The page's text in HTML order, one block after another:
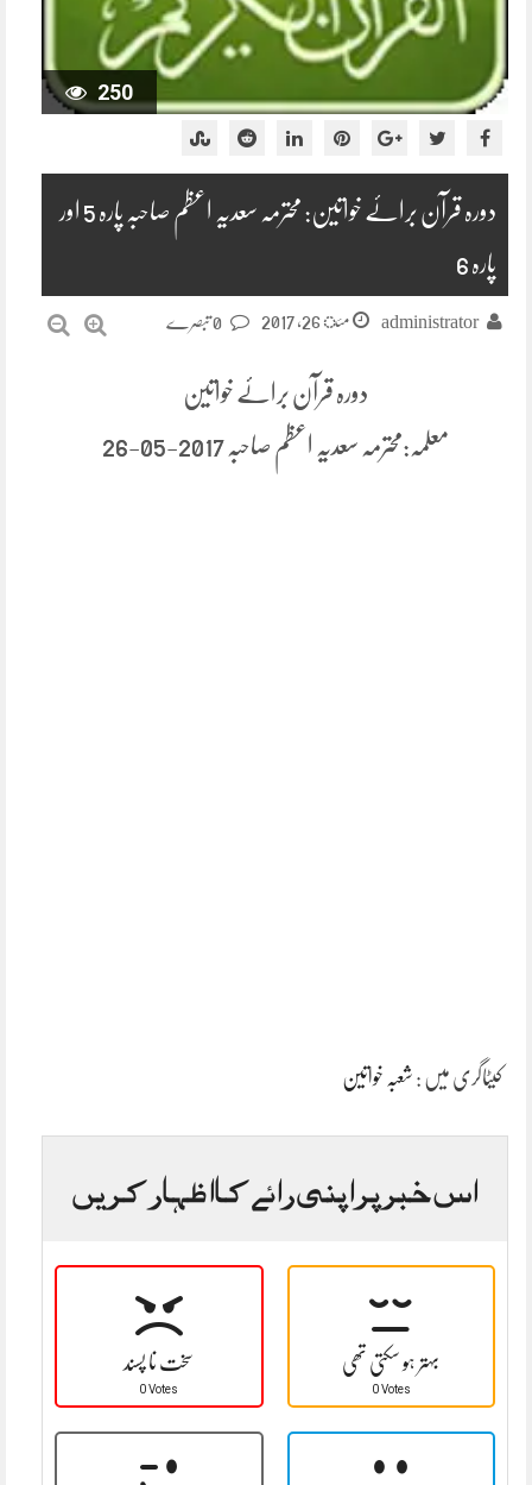
250
دورہ قرآن برائے خواتین: محترمہ سعدیہ اعظم صاحبہ پارہ 5 اور
پارہ 6
administrator مئ 26, 2017
دورہ قرآن برائے خواتین
معلمہ:محترمہ سعدیہ اعظم صاحبہ 2017-05-26
کیٹاگری میں : شعبہ خواتین
اس خبر پر اپنی رائے کا اظہار کریں
سخت نا پسند
0 Votes
بہتر ہو سکتی تھی
0 Votes